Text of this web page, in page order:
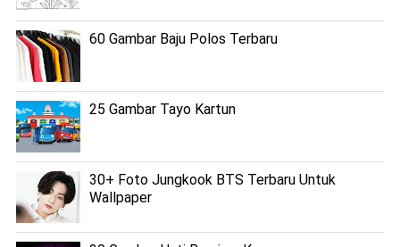
60 Gambar Baju Polos Terbaru
25 Gambar Tayo Kartun
30+ Foto Jungkook BTS Terbaru Untuk
Wallpaper